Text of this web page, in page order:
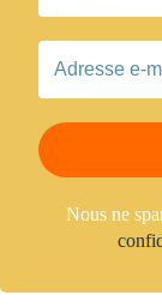
Nous ne